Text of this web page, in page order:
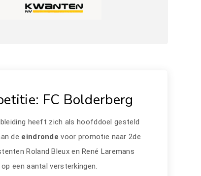
FC Bolderberg
heeft zich als hoofddoel gesteld
de eindrondevoor promotie naar 2de
Roland Bleux en René Laremans
een aantal versterkingen.